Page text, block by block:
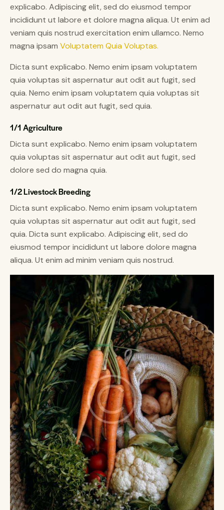
explicabo. Adipiscing elit, sed do eiusmod tempor
incididunt ut labore et dolore magna aliqua. Ut enim ad
veniam quis nostrud exercitation enim ullamco. Nemo
magna ipsam Voluptatem Quia Voluptas.
Dicta sunt explicabo. Nemo enim ipsam voluptatem
quia voluptas sit aspernatur aut odit aut fugit, sed
quia. Nemo enim ipsam voluptatem quia voluptas sit
aspernatur aut odit aut fugit, sed quia.
1/1 Agriculture
Dicta sunt explicabo. Nemo enim ipsam voluptatem
quia voluptas sit aspernatur aut odit aut fugit, sed
dolore sed do magna quia.
1/2 Livestock Breeding
Dicta sunt explicabo. Nemo enim ipsam voluptatem
quia voluptas sit aspernatur aut odit aut fugit, sed
quia. Dicta sunt explicabo. Adipiscing elit, sed do
eiusmod tempor incididunt ut labore dolore magna
aliqua. Ut enim ad minim veniam quis nostrud.